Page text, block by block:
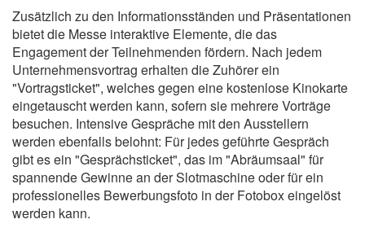
Zusätzlich zu den Informationsständen und Präsentationen
bietet die Messe interaktive Elemente, die das
Engagement der Teilnehmenden fördern. Nach jedem
Unternehmensvortrag erhalten die Zuhörer ein
"Vortragsticket", welches gegen eine kostenlose Kinokarte
eingetauscht werden kann, sofern sie mehrere Vorträge
besuchen. Intensive Gespräche mit den Ausstellern
werden ebenfalls belohnt: Für jedes geführte Gespräch
gibt es ein "Gesprächsticket", das im "Abräumsaal" für
spannende Gewinne an der Slotmaschine oder für ein
professionelles Bewerbungsfoto in der Fotobox eingelöst
werden kann.